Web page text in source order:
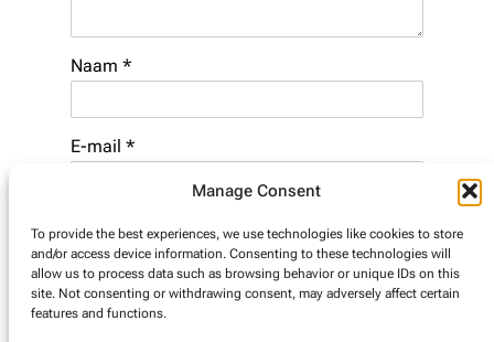
Manage Consent
To provide the best experiences, we use technologies like cookies to store
and/or access device information. Consenting to these technologies will
allow us to process data such as browsing behavior or unique IDs on this
site. Not consenting or withdrawing consent, may adversely affect certain
features and functions.
Naam *
E-mail *
Website